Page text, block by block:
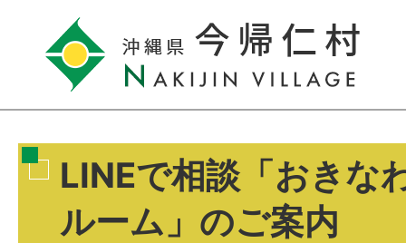
LINEで相談「おきな
ルーム」のご案内